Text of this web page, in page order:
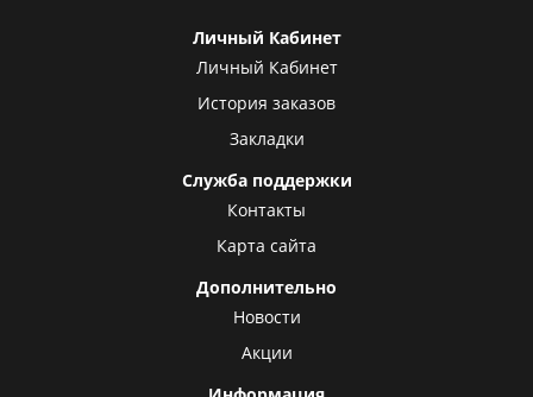
Личный Кабинет
Личный Кабинет
История заказов
Закладки
Служба поддержки
Контакты
Карта сайта
Дополнительно
Новости
Акции